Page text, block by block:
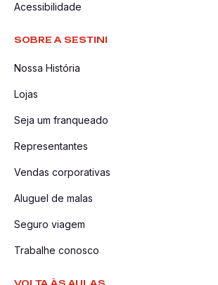
Acessibilidade
SOBRE A SESTINI
Nossa História
Lojas
Seja um franqueado
Representantes
Vendas corporativas
Aluguel de malas
Seguro viagem
Trabalhe conosco